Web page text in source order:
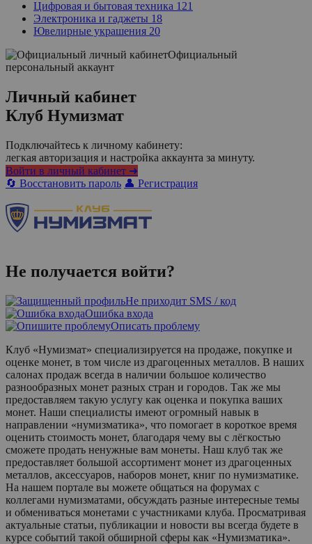
Цифровая и бытовая техника 121
Электроника и гаджеты 18
Ювелирные украшения 20
Официальный
персональный аккаунт
Личный кабинет
Клуб Нумизмат
Подключайтесь к личному кабинету:
легкая авторизация и настройка аккаунта за минуту.
Войти в личный кабинет ➜
🔄 Восстановить пароль 👤 Регистрация
Не получается войти?
Не приходит SMS / код
Ошибка входа
Описать проблему
Клуб «Нумизмат» специализируется на продаже, покупке и
оценке монет, в том числе из драгоценных металлов. В наших
салонах продаж всегда в наличии большое количество
разнообразных монет разных стран и городов. Так же мы
предоставляем такую услугу как оценка и покупка ваших
монет. Наши специалисты имеют огромный навык в
направлении «нумизматика», что помогает в короткое время
оценить стоимость монет, благодаря чему вы с лёгкостью
сможете продать ненужные вам монеты. Наш клуб так же
предоставляет большой ассортимент монет из драгоценных
металлов, аксессуаров, наборов монет, книг по нумизматике.
На нашем портале вы можете общаться на форумах с
коллегами нумизматами, обсуждать разные интересные темы
и обмениваться монетами с участниками клуба. Просматривая
актуальные статьи, публикации и новости вы всегда будете в
курсе событий такой обширной сферы как «Нумизматика».